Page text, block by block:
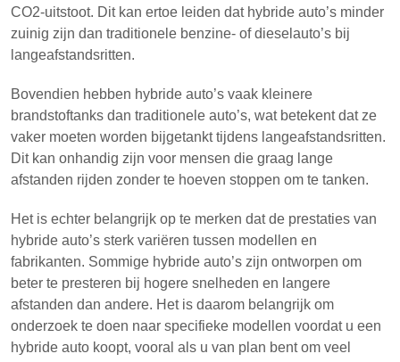
CO2-uitstoot. Dit kan ertoe leiden dat hybride auto’s minder
zuinig zijn dan traditionele benzine- of dieselauto’s bij
langeafstandsritten.
Bovendien hebben hybride auto’s vaak kleinere
brandstoftanks dan traditionele auto’s, wat betekent dat ze
vaker moeten worden bijgetankt tijdens langeafstandsritten.
Dit kan onhandig zijn voor mensen die graag lange
afstanden rijden zonder te hoeven stoppen om te tanken.
Het is echter belangrijk op te merken dat de prestaties van
hybride auto’s sterk variëren tussen modellen en
fabrikanten. Sommige hybride auto’s zijn ontworpen om
beter te presteren bij hogere snelheden en langere
afstanden dan andere. Het is daarom belangrijk om
onderzoek te doen naar specifieke modellen voordat u een
hybride auto koopt, vooral als u van plan bent om veel